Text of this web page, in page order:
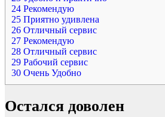
24 Рекомендую
25 Приятно удивлена
26 Отличный сервис
27 Рекомендую
28 Отличный сервис
29 Рабочий сервис
30 Очень Удобно
Остался доволен